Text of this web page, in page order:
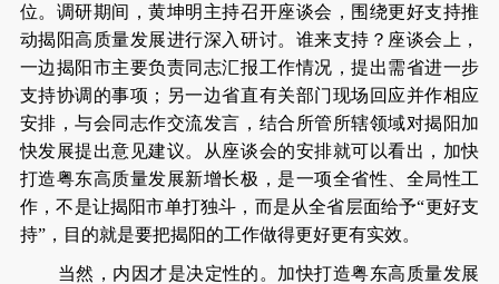
位。调研期间，黄坤明主持召开座谈会，围绕更好支持推
动揭阳高质量发展进行深入研讨。谁来支持？座谈会上，
一边揭阳市主要负责同志汇报工作情况，提出需省进一步
支持协调的事项；另一边省直有关部门现场回应并作相应
安排，与会同志作交流发言，结合所管所辖领域对揭阳加
快发展提出意见建议。从座谈会的安排就可以看出，加快
打造粤东高质量发展新增长极，是一项全省性、全局性工
作，不是让揭阳市单打独斗，而是从全省层面给予“更好支
持”，目的就是要把揭阳的工作做得更好更有实效。
当然，内因才是决定性的。加快打造粤东高质量发展